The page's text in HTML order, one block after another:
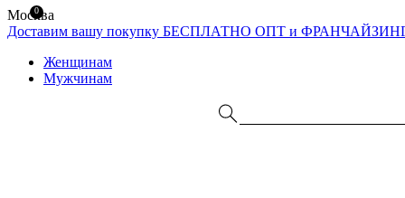
Москва
Доставим вашу покупку БЕСПЛАТНО ОПТ и
Женщинам
Мужчинам
0